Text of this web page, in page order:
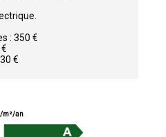
: 350 €
€
m²/an